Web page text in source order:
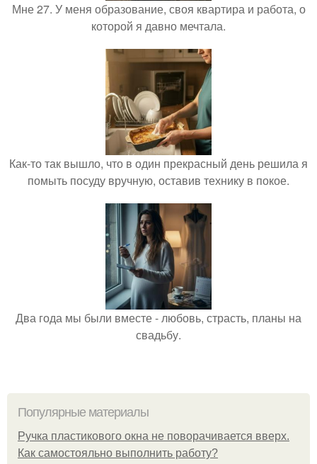
Мне 27. У меня образование, своя квартира и работа, о
которой я давно мечтала.
Как-то так вышло, что в один прекрасный день решила я
помыть посуду вручную, оставив технику в покое.
Два года мы были вместе - любовь, страсть, планы на
свадьбу.
Популярные материалы
Ручка пластикового окна не поворачивается вверх.
Как самостояльно выполнить работу?